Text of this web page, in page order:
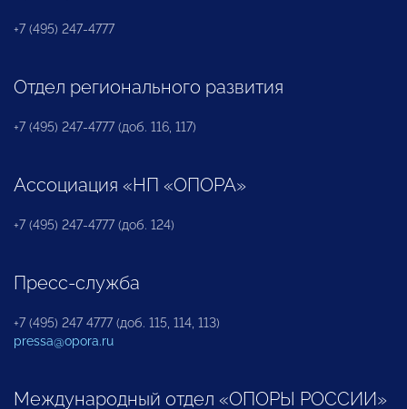
+7 (495) 247-4777
Отдел регионального развития
+7 (495) 247-4777 (доб. 116, 117)
Ассоциация «НП «ОПОРА»
+7 (495) 247-4777 (доб. 124)
Пресс-служба
+7 (495) 247 4777 (доб. 115, 114, 113)
pressa@opora.ru
Международный отдел «ОПОРЫ РОССИИ»